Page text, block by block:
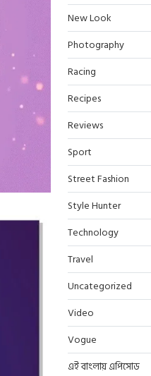
New Look
Photography
Racing
Recipes
Reviews
Sport
Street Fashion
Style Hunter
Technology
Travel
Uncategorized
Video
Vogue
এই বাংলায় এপিসোড